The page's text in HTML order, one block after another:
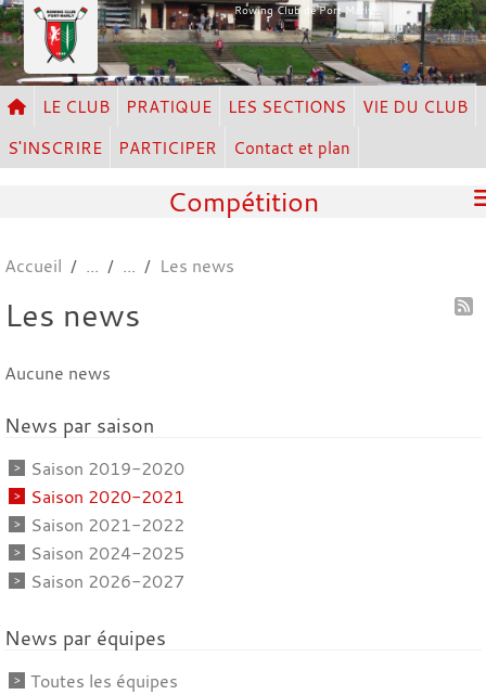
Rowing Club de Port Marly
LE CLUB PRATIQUE LES SECTIONS
VIE DU CLUB
S'INSCRIRE
PARTICIPER Contact et plan
Compétition
Accueil Les news
Les news
Aucune news
News par saison
Saison 2019-2020
Saison 2020-2021
Saison 2021-2022
Saison 2024-2025
Saison 2026-2027
News par équipes
Toutes les équipes
Panneau de gestion des cookies